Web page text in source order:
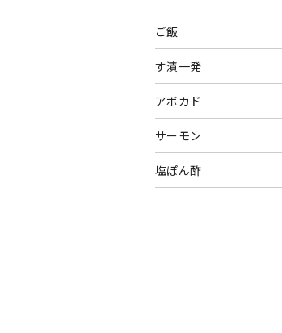
ご飯
す漬一発
アボカド
サーモン
塩ぽん酢